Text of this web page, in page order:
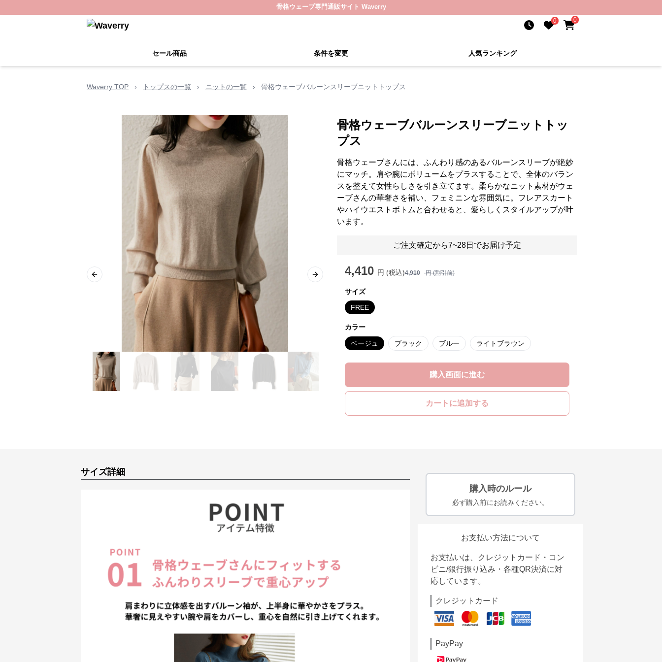
骨格ウェーブ専門通販サイト Waverry
0 0
セール商品 条件を変更 人気ランキング
Waverry TOP › トップスの一覧 › ニットの一覧 › 骨格ウェーブバルーンスリーブニットトップス
Previous slide Next slide
骨格ウェーブバルーンスリーブニットトッ
プス
骨格ウェーブさんには、ふんわり感のあるバルーンスリーブが絶妙
にマッチ。肩や腕にボリュームをプラスすることで、全体のバラン
スを整えて女性らしさを引き立てます。柔らかなニット素材がウェ
ーブさんの華奢さを補い、フェミニンな雰囲気に。フレアスカート
やハイウエストボトムと合わせると、愛らしくスタイルアップが叶
います。
ご注文確定から7~28日でお届け予定
4,410 円 (税込)4,910 円 (割引前)
サイズ
FREE
カラー
ベージュ ブラック ブルー ライトブラウン
購入画面に進む
カートに追加する
サイズ詳細
購入時のルール
必ず購入前にお読みください。
お支払い方法について
お支払いは、クレジットカード・コン
ビニ/銀行振り込み・各種QR決済に対
応しています。
クレジットカード
PayPay